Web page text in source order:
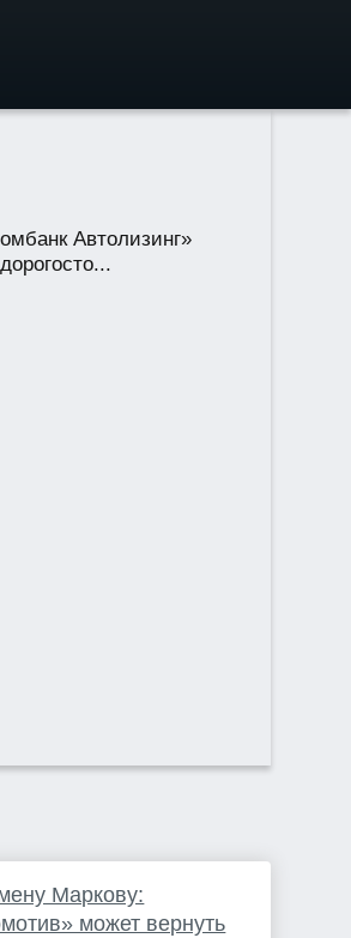
Автолизинг»
Маркову:
может вернуть